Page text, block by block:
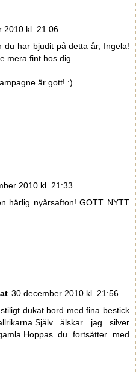
2010 kl. 21:06
du har bjudit på detta år, Ingela!
mera fint hos dig.
är gott! :)
2010 kl. 21:33
härlig nyårsafton! GOTT NYTT
30 december 2010 kl. 21:56
dukat bord med fina bestick
älskar jag silver
du fortsätter med